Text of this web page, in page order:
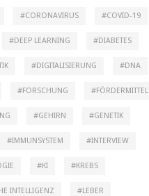
CORONAVIRUS COVID-19
DEEP LEARNING DIABETES
DIGITALISIERUNG DNA
FORSCHUNG FÖRDERMITTEL
GEHIRN GENETIK
IMMUNSYSTEM INTERVIEW
KI KREBS
INTELLIGENZ LEBER